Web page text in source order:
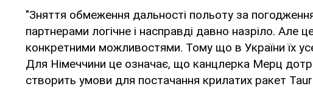
"Зняття обмеження дальності польоту за
партнерами логічне і насправді давно назріло. Але
конкретними можливостями. Тому що в України їх
Для Німеччини це означає, що канцлерка Мерц
створить умови для постачання крилатих ракет